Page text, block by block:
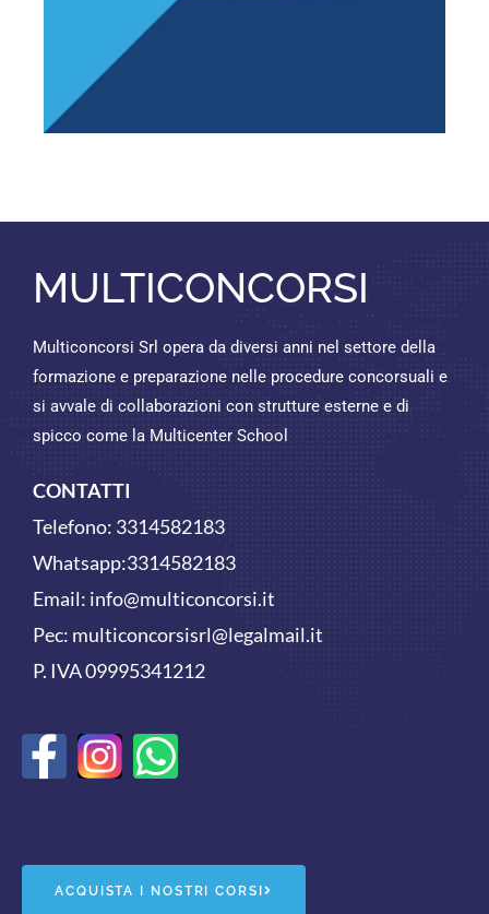
MULTICONCORSI
Multiconcorsi Srl opera da diversi anni nel settore della
formazione e preparazione nelle procedure concorsuali e
si avvale di collaborazioni con strutture esterne e di
spicco come la Multicenter School
CONTATTI
Telefono: 3314582183
Whatsapp:3314582183
Email: info@multiconcorsi.it
Pec: multiconcorsisrl@legalmail.it
P. IVA 09995341212
F
e
W
t
ACQUISTA I NOSTRI CORSI